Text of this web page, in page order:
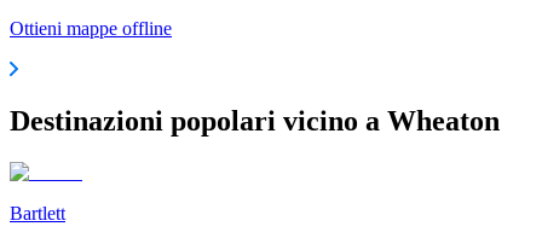
Ottieni mappe offline
Destinazioni popolari vicino a Wheaton
Bartlett